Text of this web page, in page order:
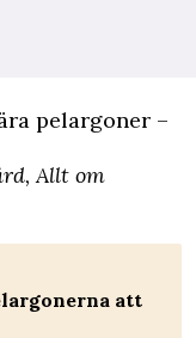
pelargoner –
,Allt om
att